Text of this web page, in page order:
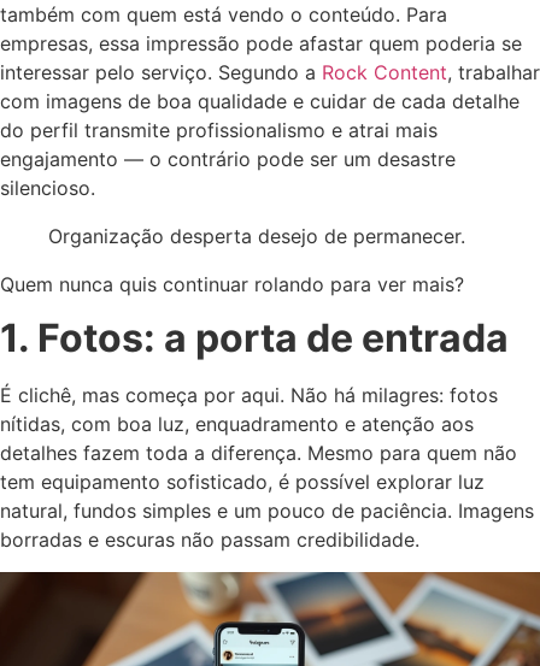
também com quem está vendo o conteúdo. Para
empresas, essa impressão pode afastar quem poderia se
interessar pelo serviço. Segundo a Rock Content, trabalhar
com imagens de boa qualidade e cuidar de cada detalhe
do perfil transmite profissionalismo e atrai mais
engajamento — o contrário pode ser um desastre
silencioso.
Organização desperta desejo de permanecer.
Quem nunca quis continuar rolando para ver mais?
1. Fotos: a porta de entrada
É clichê, mas começa por aqui. Não há milagres: fotos
nítidas, com boa luz, enquadramento e atenção aos
detalhes fazem toda a diferença. Mesmo para quem não
tem equipamento sofisticado, é possível explorar luz
natural, fundos simples e um pouco de paciência. Imagens
borradas e escuras não passam credibilidade.